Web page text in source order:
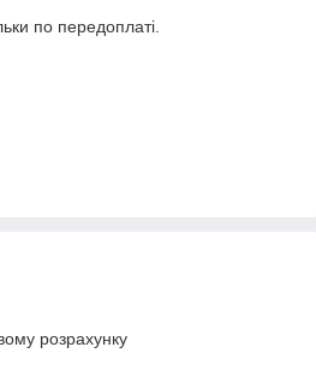
по передоплаті.
розрахунку